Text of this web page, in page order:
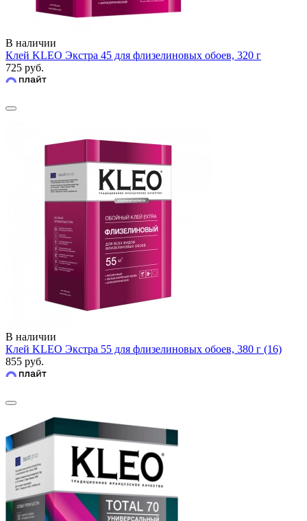
В наличии
Клей KLEO Экстра 45 для флизелиновых обоев, 320 г
725 руб.
В наличии
Клей KLEO Экстра 55 для флизелиновых обоев, 380 г (16)
855 руб.